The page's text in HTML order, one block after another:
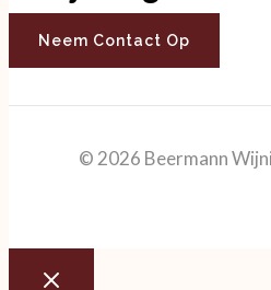
Neem Contact Op
© 2026 Beermann